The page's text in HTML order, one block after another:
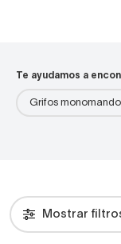
Te ayudamos a
Grifos
Mostrar